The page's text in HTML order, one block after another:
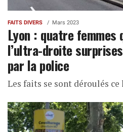
FAITS DIVERS Mars 2023
Lyon : quatre
l’ultra-droite
par la police
Les faits se sont déroulés